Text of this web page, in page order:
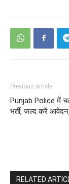
Previous article
Punjab Police में
भर्ती, जल्द करें
RELATED